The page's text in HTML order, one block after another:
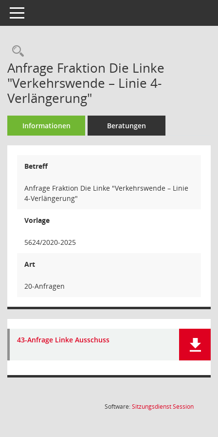
Toggle navigation
Rechercheauswahl
Anfrage Fraktion Die Linke
"Verkehrswende – Linie 4-
Verlängerung"
Informationen Beratungen
Betreff
Anfrage Fraktion Die Linke "Verkehrswende – Linie
4-Verlängerung"
Vorlage
5624/2020-2025
Art
20-Anfragen
43-Anfrage Linke Ausschuss
Software:SitzungsdienstSession(Wird in